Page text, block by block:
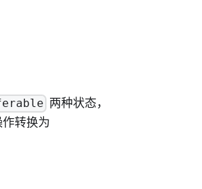
两种状态，
转换为